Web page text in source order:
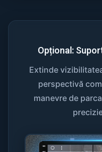
Opțional:
Extinde
perspectivă
manevre de